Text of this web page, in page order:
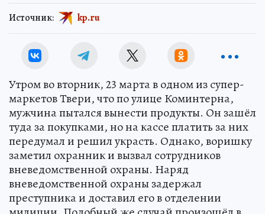
Источник: kp.ru
Утром во вторник, 23 марта в одном из супер-
маркетов Твери, что по улице Коминтерна,
мужчина пытался вынести продукты. Он зашёл
туда за покупками, но на кассе платить за них
передумал и решил украсть. Однако, воришку
заметил охранник и вызвал сотрудников
вневедомственной охраны. Наряд
вневедомственной охраны задержал
преступника и доставил его в отделении